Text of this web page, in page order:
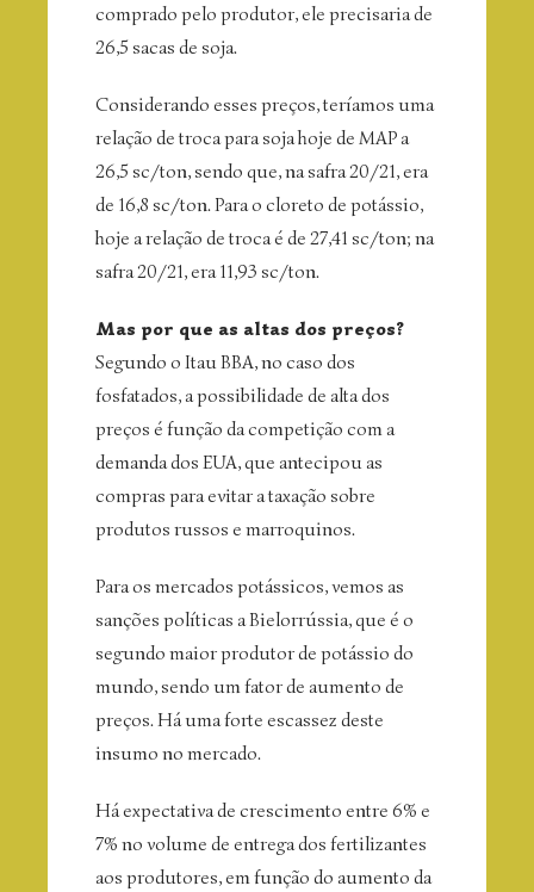
comprado pelo produtor, ele precisaria de
26,5 sacas de soja.
Considerando esses preços, teríamos uma
relação de troca para soja hoje de MAP a
26,5 sc/ton, sendo que, na safra 20/21, era
de 16,8 sc/ton. Para o cloreto de potássio,
hoje a relação de troca é de 27,41 sc/ton; na
safra 20/21, era 11,93 sc/ton.
Mas por que as altas dos preços?
Segundo o Itau BBA, no caso dos
fosfatados, a possibilidade de alta dos
preços é função da competição com a
demanda dos EUA, que antecipou as
compras para evitar a taxação sobre
produtos russos e marroquinos.
Para os mercados potássicos, vemos as
sanções políticas a Bielorrússia, que é o
segundo maior produtor de potássio do
mundo, sendo um fator de aumento de
preços. Há uma forte escassez deste
insumo no mercado.
Há expectativa de crescimento entre 6% e
7% no volume de entrega dos fertilizantes
aos produtores, em função do aumento da